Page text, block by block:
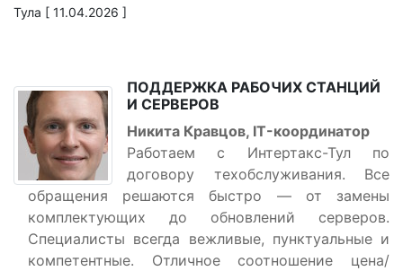
Тула [ 11.04.2026 ]
ПОДДЕРЖКА РАБОЧИХ СТАНЦИЙ
И СЕРВЕРОВ
Никита Кравцов, IT-координатор
Работаем с Интертакс-Тул по
договору техобслуживания. Все
обращения решаются быстро — от замены
комплектующих до обновлений серверов.
Специалисты всегда вежливые, пунктуальные и
компетентные. Отличное соотношение цена/